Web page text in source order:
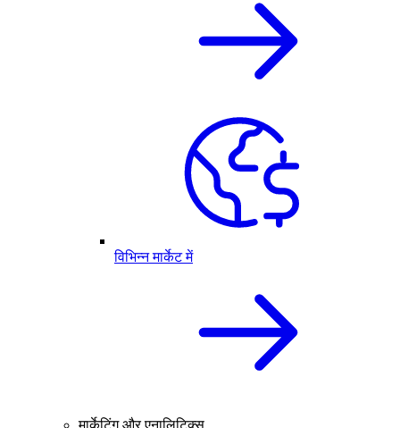
विभिन्न मार्केट में
मार्केटिंग और एनालिटिक्स